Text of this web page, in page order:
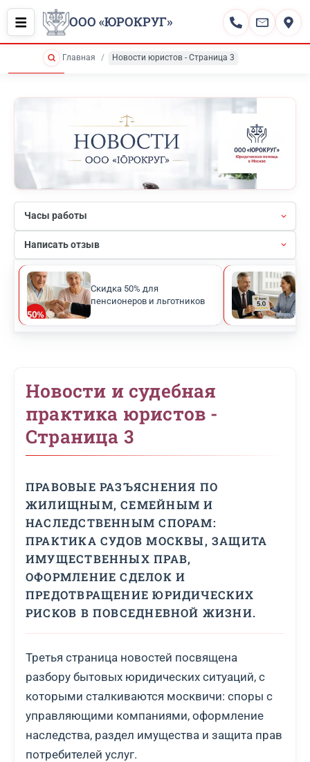
ООО «ЮРОКРУГ»
Главная Новости юристов - Страница 3
Часы работы
Написать отзыв
Скидка 50% для
пенсионеров и льготников
Новости и судебная
практика юристов -
Страница 3
ПРАВОВЫЕ РАЗЪЯСНЕНИЯ ПО
ЖИЛИЩНЫМ, СЕМЕЙНЫМ И
НАСЛЕДСТВЕННЫМ СПОРАМ:
ПРАКТИКА СУДОВ МОСКВЫ, ЗАЩИТА
ИМУЩЕСТВЕННЫХ ПРАВ,
ОФОРМЛЕНИЕ СДЕЛОК И
ПРЕДОТВРАЩЕНИЕ ЮРИДИЧЕСКИХ
РИСКОВ В ПОВСЕДНЕВНОЙ ЖИЗНИ.
Третья страница новостей посвящена
разбору бытовых юридических ситуаций, с
которыми сталкиваются москвичи: споры с
управляющими компаниями, оформление
наследства, раздел имущества и защита прав
потребителей услуг.